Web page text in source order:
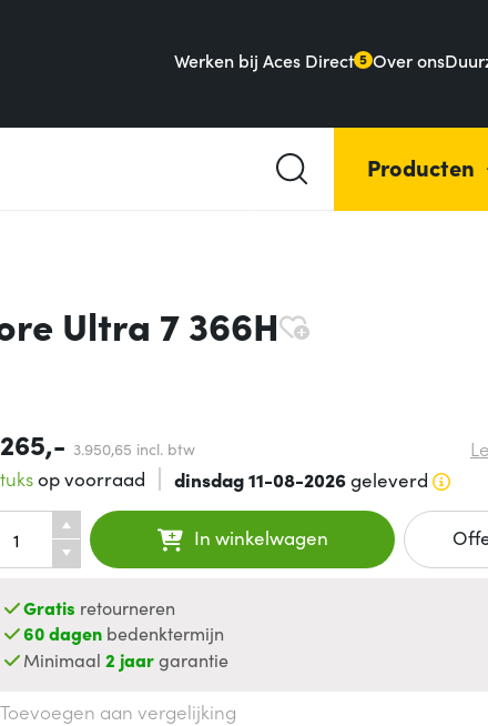
Werken bij Aces Direct 5 Over ons
Producten
Ultra 7 366H
3.950,65 incl. btw
op voorraad dinsdag 11-08-2026geleverd
In winkelwagen
Gratis retourneren
60 dagen bedenktermijn
Minimaal2 jaargarantie
Toevoegen aan vergelijking